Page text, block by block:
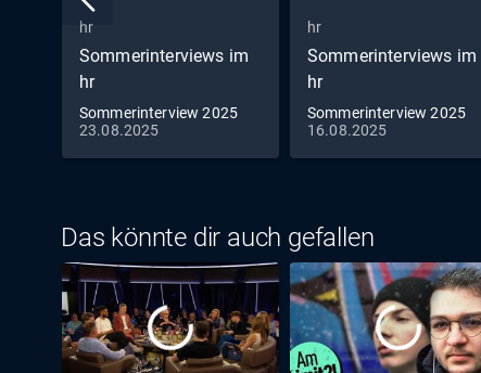
hr
Sommerinterviews im
hr
Sommerinterview 2025
mit Boris Rhein, CDU
23.08.2025
hr
Sommerinterviews im
hr
Sommerinterview 2025
mit Wiebke Knell, FDP
16.08.2025
Das könnte dir auch gefallen